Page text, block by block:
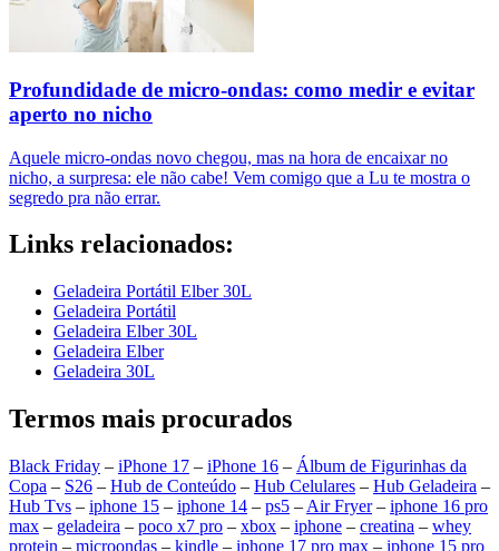
Profundidade de micro-ondas: como medir e evitar
aperto no nicho
Aquele micro-ondas novo chegou, mas na hora de encaixar no
nicho, a surpresa: ele não cabe! Vem comigo que a Lu te mostra o
segredo pra não errar.
Links relacionados:
Geladeira Portátil Elber 30L
Geladeira Portátil
Geladeira Elber 30L
Geladeira Elber
Geladeira 30L
Termos mais procurados
Black Friday – iPhone 17 – iPhone 16 – Álbum de Figurinhas da
Copa – S26 – Hub de Conteúdo – Hub Celulares – Hub Geladeira –
Hub Tvs – iphone 15 – iphone 14 – ps5 – Air Fryer– iphone 16 pro
max – geladeira – poco x7 pro – xbox – iphone – creatina – whey
protein – microondas – kindle – iphone 17 pro max – iphone 15 pro